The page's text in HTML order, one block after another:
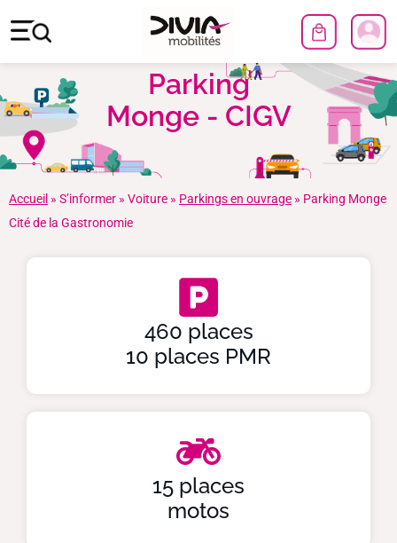
Parking
Monge - CIGV
Accueil » S’informer » Voiture » Parkings en ouvrage » Parking Monge
Cité de la Gastronomie
460 places
10 places PMR
15 places
motos